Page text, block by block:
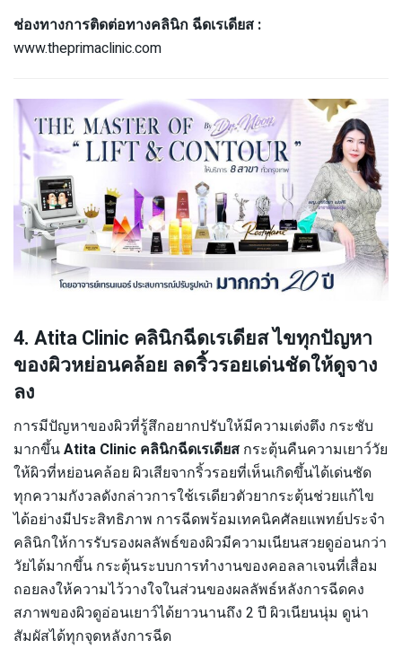
ช่องทางการติดต่อทางคลินิก ฉีดเรเดียส :
www.theprimaclinic.com
4. Atita Clinic คลินิกฉีดเรเดียส ไขทุกปัญหา
ของผิวหย่อนคล้อย ลดริ้วรอยเด่นชัดให้ดูจาง
ลง
การมีปัญหาของผิวที่รู้สึกอยากปรับให้มีความเต่งตึง กระชับ
มากขึ้นAtita Clinic คลินิกฉีดเรเดียส กระตุ้นคืนความเยาว์วัย
ให้ผิวที่หย่อนคล้อย ผิวเสียจากริ้วรอยที่เห็นเกิดขึ้นได้เด่นชัด
ทุกความกังวลดังกล่าวการใช้เรเดียวตัวยากระตุ้นช่วยแก้ไข
ได้อย่างมีประสิทธิภาพ การฉีดพร้อมเทคนิคศัลยแพทย์ประจำ
คลินิกให้การรับรองผลลัพธ์ของผิวมีความเนียนสวยดูอ่อนกว่า
วัยได้มากขึ้น กระตุ้นระบบการทำงานของคอลลาเจนที่เสื่อม
ถอยลงให้ความไว้วางใจในส่วนของผลลัพธ์หลังการฉีดคง
สภาพของผิวดูอ่อนเยาว์ได้ยาวนานถึง 2 ปี ผิวเนียนนุ่ม ดูน่า
สัมผัสได้ทุกจุดหลังการฉีด